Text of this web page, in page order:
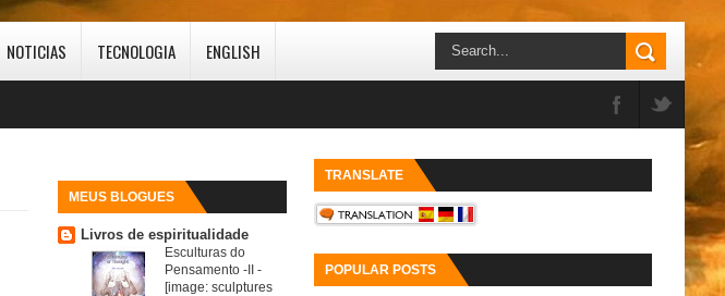
NOTICIAS TECNOLOGIA ENGLISH
MEUS BLOGUES
Livros de espiritualidade
Esculturas do
Pensamento -II -
[image: sculptures
TRANSLATE
POPULAR POSTS